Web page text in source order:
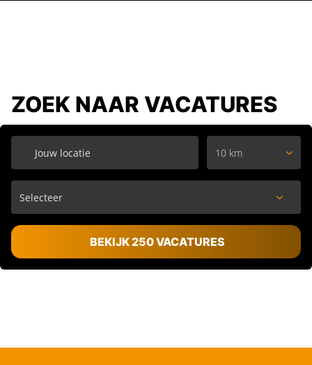
ZOEK NAAR VACATURES
10 km
BEKIJK 250 VACATURES